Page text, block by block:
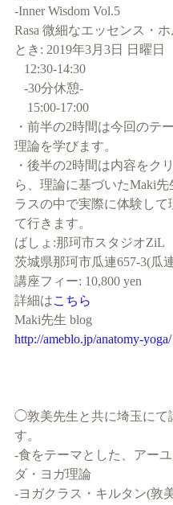
-Inner Wisdom Vol.5
Rasa 微細なエッセンス・
とき: 2019年3月3日 日曜日
   12:30-14:30
   -30分休憩-
15:00-17:00
・前半の2時間は今回のテ
理論を学びます。
・後半の2時間は内容をク
ら、理論に基づいたMaki先
ラスの中で実際に体験して
て行きます。
ばしょ:那珂市スタジオZiL
茨城県那珂市瓜連657-3(瓜
講座フィー: 10,800 yen
詳細はこちら
Maki先生 blog
http://ameblo.jp/anatomy-yoga/
◯敦美先生と共に埼玉にて
す。
-食をテーマとした、アー
ダ・ヨガ理論
-ヨガクラス・キルタン(敦